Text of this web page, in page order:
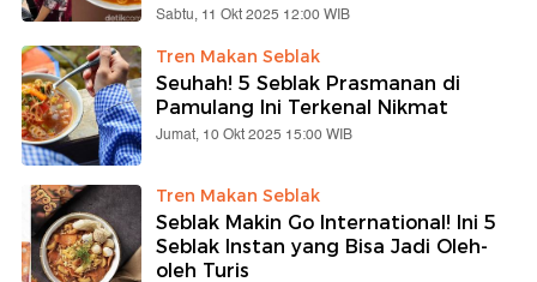
Sabtu, 11 Okt 2025 12:00 WIB
Tren Makan Seblak
Seuhah! 5 Seblak Prasmanan di
Pamulang Ini Terkenal Nikmat
Jumat, 10 Okt 2025 15:00 WIB
Tren Makan Seblak
Seblak Makin Go International! Ini 5
Seblak Instan yang Bisa Jadi Oleh-
oleh Turis